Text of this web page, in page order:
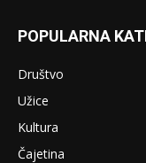
POPULARNA
Društvo
Užice
Kultura
Čajetina